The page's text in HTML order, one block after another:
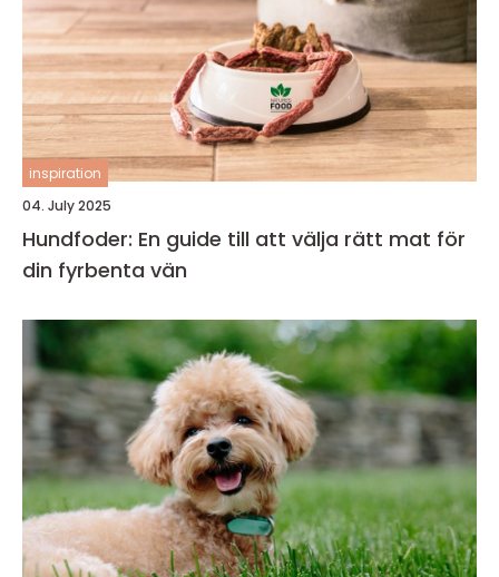
inspiration
04. July 2025
Hundfoder: En guide till att välja rätt mat för
din fyrbenta vän